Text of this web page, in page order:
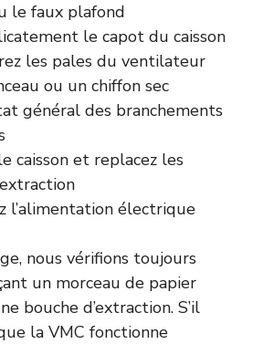
le faux plafond
le capot du caisson
les pales du ventilateur
ou un chiffon sec
général des branchements
caisson et replacez les
l’alimentation électrique
nous vérifions toujours
un morceau de papier
bouche d’extraction. S’il
la VMC fonctionne